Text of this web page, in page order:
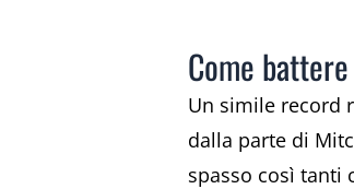
Come
Un simile record
dalla parte di
spasso così tanti